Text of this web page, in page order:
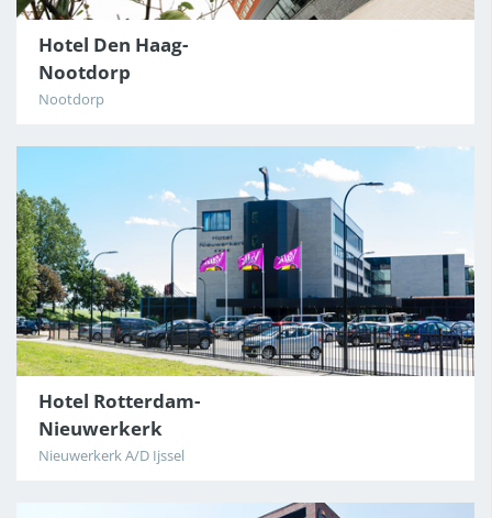
Hotel Den Haag-
Nootdorp
Nootdorp
Hotel Rotterdam-
Nieuwerkerk
Nieuwerkerk A/D Ijssel